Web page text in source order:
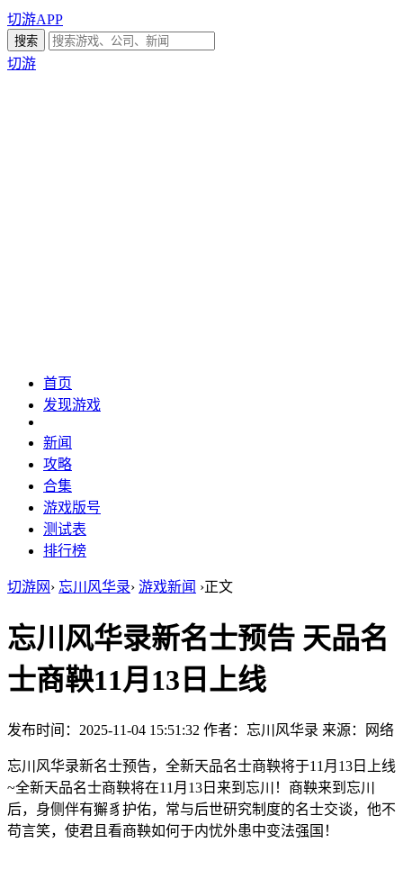
切游APP
切游
首页
发现游戏
新闻
攻略
合集
游戏版号
测试表
排行榜
切游网 › 忘川风华录› 游戏新闻 ›正文
忘川风华录新名士预告 天品名
士商鞅11月13日上线
发布时间：2025-11-04 15:51:32 作者：忘川风华录 来源：网络
忘川风华录新名士预告，全新天品名士商鞅将于11月13日上线
~全新天品名士商鞅将在11月13日来到忘川！商鞅来到忘川
后，身侧伴有獬豸护佑，常与后世研究制度的名士交谈，他不
苟言笑，使君且看商鞅如何于内忧外患中变法强国！